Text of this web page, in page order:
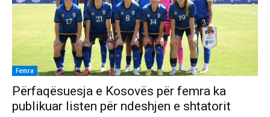
Femra
Përfaqësuesja e Kosovës për femra ka
publikuar listen për ndeshjen e shtatorit